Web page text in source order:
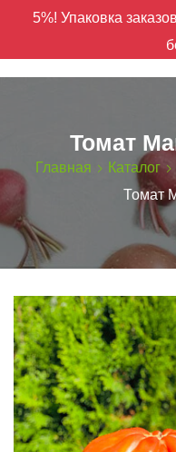
5%! Упаковка
Томат
Главная Каталог
Томат